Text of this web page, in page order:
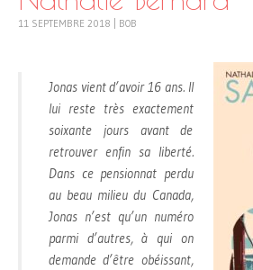
11 SEPTEMBRE 2018 BOB
Jonas vient d’avoir 16 ans. Il
lui reste très exactement
soixante jours avant de
retrouver enfin sa liberté.
Dans ce pensionnat perdu
au beau milieu du Canada,
Jonas n’est qu’un numéro
parmi d’autres, à qui on
demande d’être obéissant,